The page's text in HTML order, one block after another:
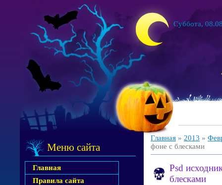
Суббота,
Меню сайта
Главная
Правила сайта
Главная » 2013 »
фоне с блесками
Psd
блесками